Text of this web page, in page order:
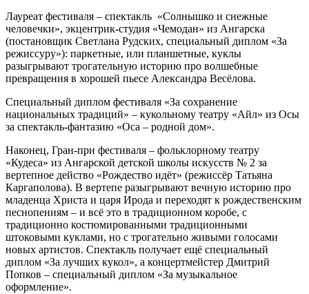
Лауреат фестиваля – спектакль «Солнышко и снежные
человечки», экцентрик-студия «Чемодан» из Ангарска
(постановщик Светлана Рудских, специальный диплом «За
режиссуру»): паркетные, или планшетные, куклы
разыгрывают трогательную историю про волшебные
превращения в хорошей пьесе Александра Весёлова.
Специальный диплом фестиваля «За сохранение
национальных традиций» – кукольному театру «Айл» из Осы
за спектакль-фантазию «Оса – родной дом».
Наконец, Гран-при фестиваля – фольклорному театру
«Кудеса» из Ангарской детской школы искусств № 2 за
вертепное действо «Рождество идёт» (режиссёр Татьяна
Каргаполова). В вертепе разыгрывают вечную историю про
младенца Христа и царя Ирода и переходят к рождественским
песнопениям – и всё это в традиционном коробе, с
традиционно костюмированными традиционными
штоковыми куклами, но с трогательно живыми голосами
новых артистов. Спектакль получает ещё специальный
диплом «За лучших кукол», а концертмейстер Дмитрий
Попков – специальный диплом «За музыкальное
оформление».